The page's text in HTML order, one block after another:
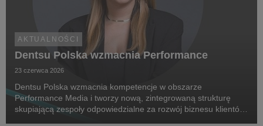
AKTUALNOŚCI
Dentsu Polska wzmacnia Performance
23 czerwca 2026
Dentsu Polska wzmacnia kompetencje w obszarze
Performance Media i tworzy nową, zintegrowaną strukturę
skupiającą zespoły odpowiedzialne za rozwój biznesu klientów